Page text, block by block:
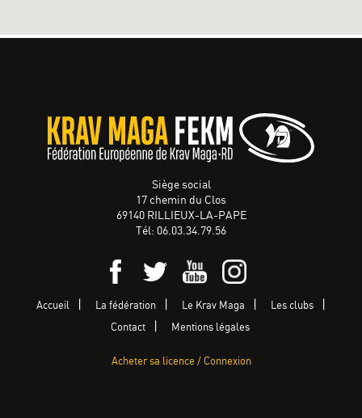
Siège social
17 chemin du Clos
69140 RILLIEUX-LA-PAPE
Tél: 06.03.34.79.56
Accueil La fédération Le Krav Maga Les clubs
Contact Mentions légales
Acheter sa licence / Connexion